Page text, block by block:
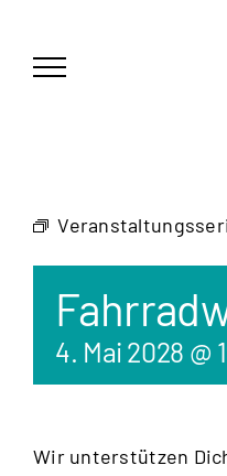
springen
4. Mai 2028 @
Wir unterstützen